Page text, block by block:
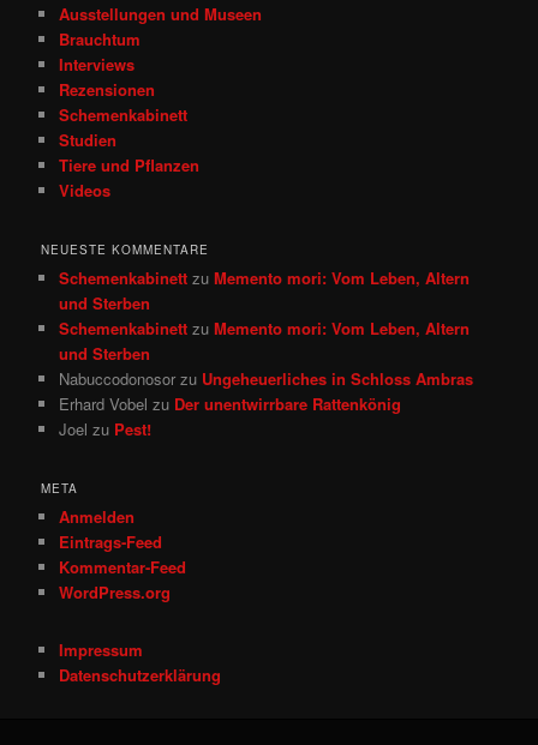
Ausstellungen und Museen
Brauchtum
Interviews
Rezensionen
Schemenkabinett
Studien
Tiere und Pflanzen
Videos
NEUESTE KOMMENTARE
Schemenkabinett zuMemento mori: Vom Leben, Altern
und Sterben
Schemenkabinett zuMemento mori: Vom Leben, Altern
und Sterben
Nabuccodonosor zu Ungeheuerliches in Schloss Ambras
Erhard Vobel zu Der unentwirrbare Rattenkönig
Joel zu Pest!
META
Anmelden
Eintrags-Feed
Kommentar-Feed
WordPress.org
Impressum
Datenschutzerklärung